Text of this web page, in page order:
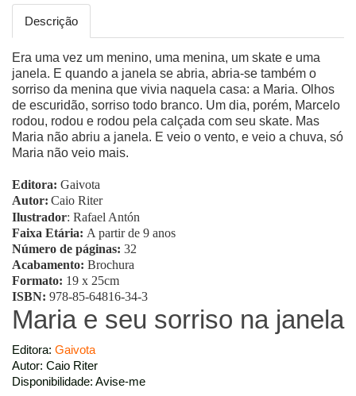
Descrição
Era uma vez um menino, uma menina, um skate e uma
janela. E quando a janela se abria, abria-se também o
sorriso da menina que vivia naquela casa: a Maria. Olhos
de escuridão, sorriso todo branco. Um dia, porém, Marcelo
rodou, rodou e rodou pela calçada com seu skate. Mas
Maria não abriu a janela. E veio o vento, e veio a chuva, só
Maria não veio mais.
Editora: Gaivota
Autor: Caio Riter
Ilustrador: Rafael Antón
Faixa Etária: A partir de 9 anos
Número de páginas: 32
Acabamento: Brochura
Formato: 19 x 25cm
ISBN: 978-85-64816-34-3
Maria e seu sorriso na janela
Editora: Gaivota
Autor: Caio Riter
Disponibilidade: Avise-me